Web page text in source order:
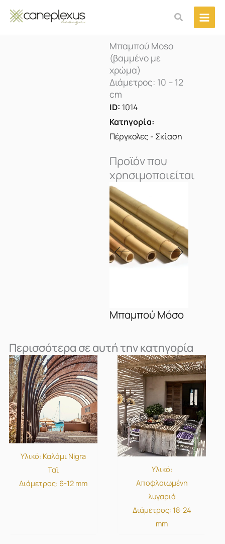
στο
περιεχόμενο
Αναζήτηση
Μπαμπού Moso
(βαμμένο με
χρώμα)
Διάμετρος: 10 – 12
cm
ID: 1014
Κατηγορία:
Πέργκολες - Σκίαση
Προϊόν που
χρησιμοποιείται
Μπαμπού Μόσο
Περισσότερα σε αυτή την κατηγορία
Υλικό: Καλάμι Nigra
Ταϊ
Διάμετρος: 6-12 mm
Υλικό:
Αποφλοιωμένη
λυγαριά
Διάμετρος: 18-24
mm